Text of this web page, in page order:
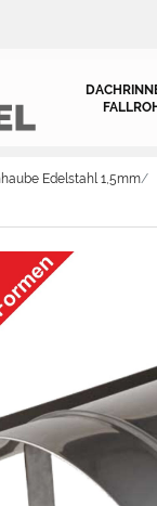
Edelstahl 1,5mm